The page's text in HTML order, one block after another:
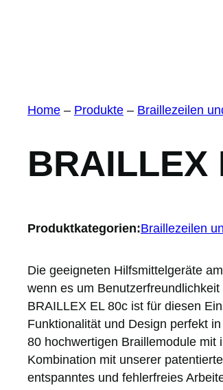
Home – Produkte – Braillezeilen
BRAILLEX
Produktkategorien:Braillezeilen
Die geeigneten Hilfsmittelgeräte
wenn es um
BRAILLEX EL 80c ist für diesen
Funktionalität und Design perfekt
80 hochwertigen Braillemodule mit
Kombination mit unserer
entspanntes und fehlerfreies